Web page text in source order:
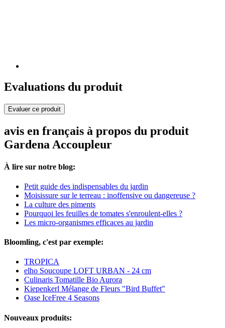
Evaluations du produit
Evaluer ce produit
avis en français à propos du produit
Gardena Accoupleur
À lire sur notre blog:
Petit guide des indispensables du jardin
Moisissure sur le terreau : inoffensive ou dangereuse ?
La culture des piments
Pourquoi les feuilles de tomates s'enroulent-elles ?
Les micro-organismes efficaces au jardin
Bloomling, c'est par exemple:
TROPICA
elho Soucoupe LOFT URBAN - 24 cm
Culinaris Tomatille Bio Aurora
Kiepenkerl Mélange de Fleurs "Bird Buffet"
Oase IceFree 4 Seasons
Nouveaux produits: